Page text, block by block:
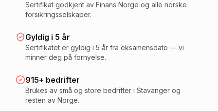
Sertifikat godkjent av Finans Norge og alle norske
forsikringsselskaper.
Gyldig i 5 år
Sertifikatet er gyldig i 5 år fra eksamensdato — vi
minner deg på fornyelse.
915+ bedrifter
Brukes av små og store bedrifter i Stavanger og
resten av Norge.